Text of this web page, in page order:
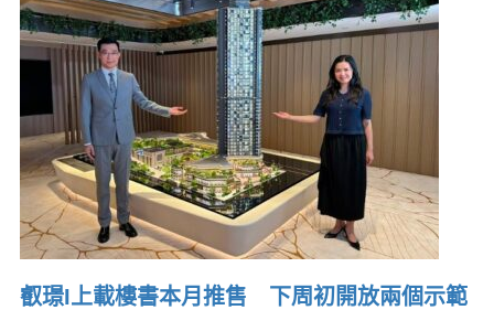
叡璟I上載樓書本月推售 下周初開放兩個示範